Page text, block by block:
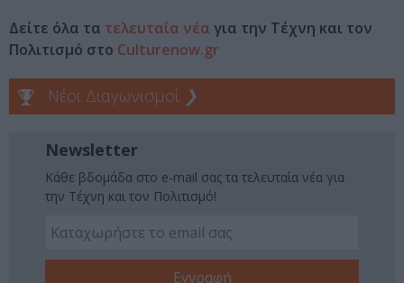
Δείτε όλα τα τελευταία νέα για την Τέχνη και τον
Πολιτισμό στο Culturenow.gr
Νέοι Διαγωνισμοί ❯
Newsletter
Κάθε βδομάδα στο e-mail σας τα τελευταία νέα για
την Τέχνη και τον Πολιτισμό!